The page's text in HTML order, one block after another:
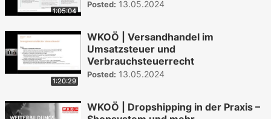
1:05:04
Posted: 13.05.2024
1:20:29
WKOÖ | Versandhandel im
Umsatzsteuer und
Verbrauchsteuerrecht
Posted: 13.05.2024
WKOÖ | Dropshipping in der Praxis –